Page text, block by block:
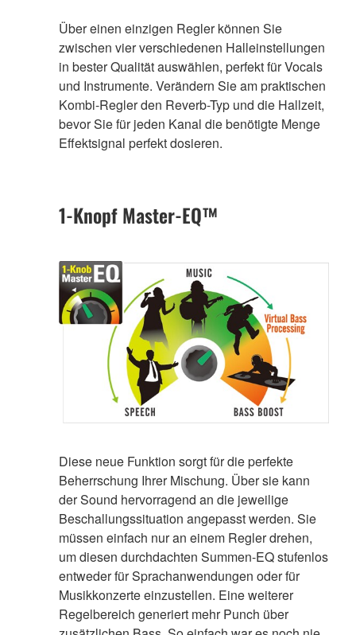
Über einen einzigen Regler können Sie
zwischen vier verschiedenen Halleinstellungen
in bester Qualität auswählen, perfekt für Vocals
und Instrumente. Verändern Sie am praktischen
Kombi-Regler den Reverb-Typ und die Hallzeit,
bevor Sie für jeden Kanal die benötigte Menge
Effektsignal perfekt dosieren.
1-Knopf Master-EQ™
Diese neue Funktion sorgt für die perfekte
Beherrschung Ihrer Mischung. Über sie kann
der Sound hervorragend an die jeweilige
Beschallungssituation angepasst werden. Sie
müssen einfach nur an einem Regler drehen,
um diesen durchdachten Summen-EQ stufenlos
entweder für Sprachanwendungen oder für
Musikkonzerte einzustellen. Eine weiterer
Regelbereich generiert mehr Punch über